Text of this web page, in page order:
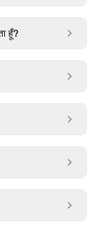
हूँ?